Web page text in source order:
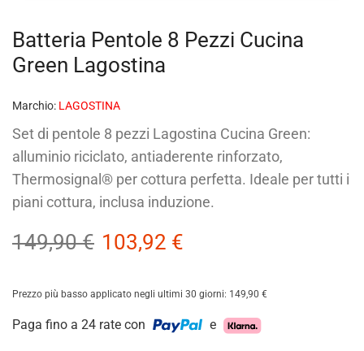
Batteria Pentole 8 Pezzi Cucina
Green Lagostina
Marchio: LAGOSTINA
Set di pentole 8 pezzi Lagostina Cucina Green:
alluminio riciclato, antiaderente rinforzato,
Thermosignal® per cottura perfetta. Ideale per tutti i
piani cottura, inclusa induzione.
149,90€ 103,92 €
Prezzo più basso applicato negli ultimi 30 giorni: 149,90 €
Paga fino a 24 rate con e